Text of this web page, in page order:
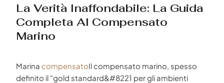
La Verità Inaffondabile: La Guida
Completa Al Compensato
Marino
Marina compensatoIl compensato marino, spesso
definito il "gold standard&#8221 per gli ambienti